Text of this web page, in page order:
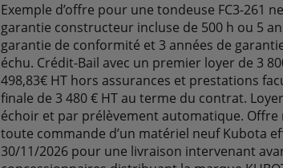
Exemple d’offre pour une tondeuse FC3-261
garantie constructeur incluse de 500 h ou 5
garantie de conformité et 3 années de
échu. Crédit-Bail avec un premier loyer de 3
498,83€ HT hors assurances et prestations
finale de 3 480 € HT au terme du contrat.
échoir et par prélèvement automatique.
toute commande d’un matériel neuf Kubota
30/11/2026 pour une livraison intervenant